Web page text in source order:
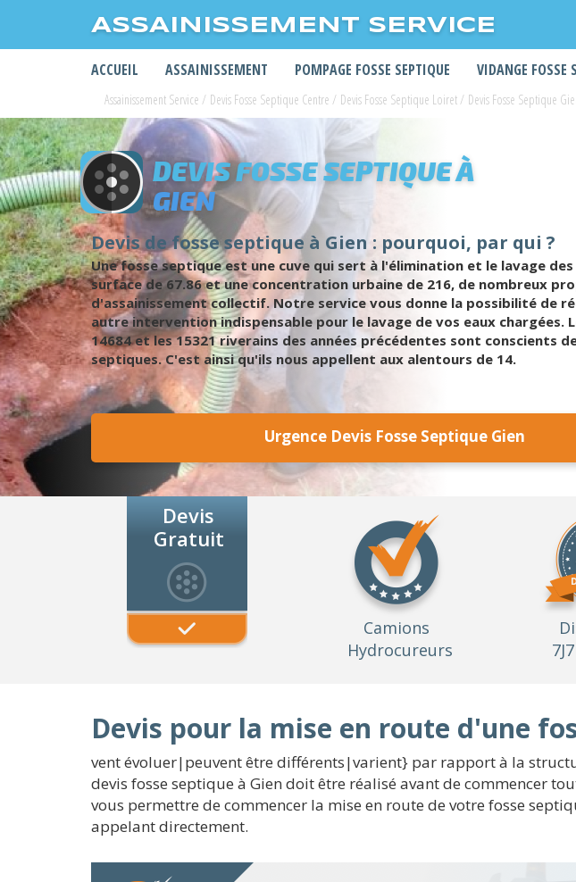
ASSAINISSEMENT SERVICE
ACCUEIL ASSAINISSEMENT POMPAGE FOSSE SEPTIQUE VIDANGE FOSSE
Assainissement Service / Devis Fosse Septique Centre / Devis Fosse Septique Loiret/ Devis Fosse Septique
DEVIS FOSSE SEPTIQUE À
GIEN
Devis de fosse septique à Gien : pourquoi, par qui ?
Une fosse septique est une cuve qui sert à l'élimination et le lavage
surface de 67.86 et une concentration urbaine de 216, de nombreux
d'assainissement collectif. Notre service vous donne la possibilité de
autre intervention indispensable pour le lavage de vos eaux chargées.
14684 et les 15321 riverains des années précédentes sont
septiques. C'est ainsi qu'ils nous appellent aux alentours de 14.
Urgence Devis Fosse Septique Gien
Devis
Gratuit
Camions
Hydrocureurs
Devis pour la mise en route d'une
vent évoluer|peuvent être différents|varient} par rapport à la
devis fosse septique à Gien doit être réalisé avant de commencer
vous permettre de commencer la mise en route de votre fosse
appelant directement.